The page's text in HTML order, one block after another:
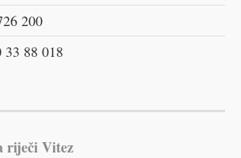
200
88 018
riječi Vitez